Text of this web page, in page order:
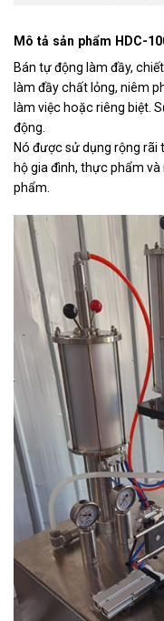
Mô tả sản phẩm HDC-
Bán tự động làm đầy,
làm đầy chất lỏng, niêm
làm việc hoặc riêng biệt.
động.
Nó được sử dụng rộng
hộ gia đình, thực phẩm
phẩm.